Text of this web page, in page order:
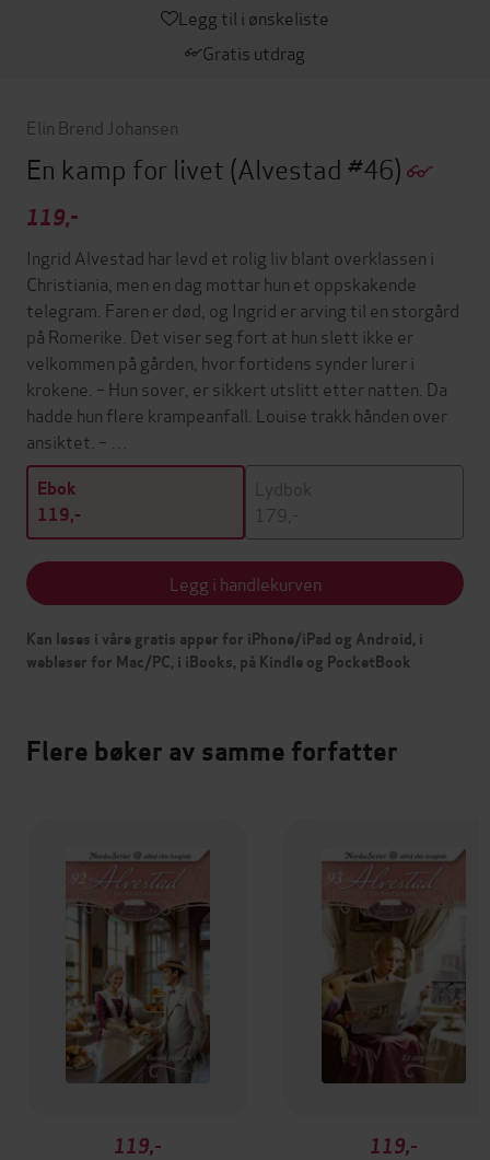
Legg til i ønskeliste
Gratis utdrag
Elin Brend Johansen
En kamp for livet (Alvestad #46)
119,-
Ingrid Alvestad har levd et rolig liv blant overklassen i
Christiania, men en dag mottar hun et oppskakende
telegram. Faren er død, og Ingrid er arving til en storgård
på Romerike. Det viser seg fort at hun slett ikke er
velkommen på gården, hvor fortidens synder lurer i
krokene. – Hun sover, er sikkert utslitt etter natten. Da
hadde hun flere krampeanfall. Louise trakk hånden over
ansiktet. – …
Ebok
119,-
Lydbok
179,-
Legg i handlekurven
Kan leses i våre gratis apper for iPhone/iPad og Android, i
webleser for Mac/PC, i iBooks, på Kindle og PocketBook
Flere bøker av samme forfatter
119,-
119,-